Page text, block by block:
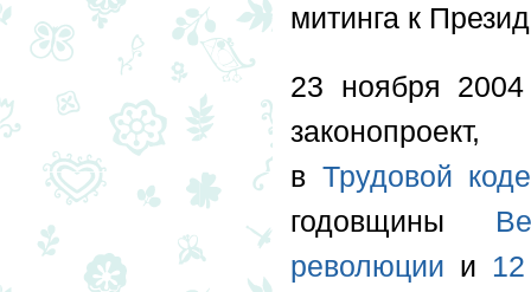
митинга к
23 ноября
в Трудовой
годовщины
революции и